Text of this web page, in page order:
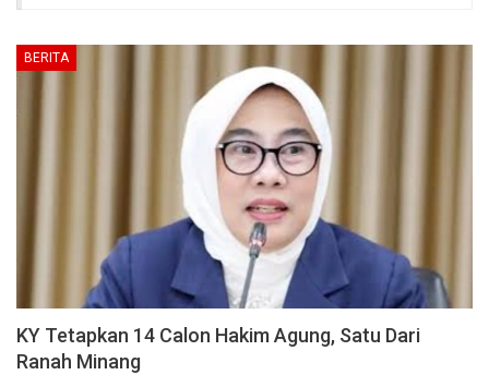
BERITA
KY Tetapkan 14 Calon Hakim Agung, Satu Dari
Ranah Minang